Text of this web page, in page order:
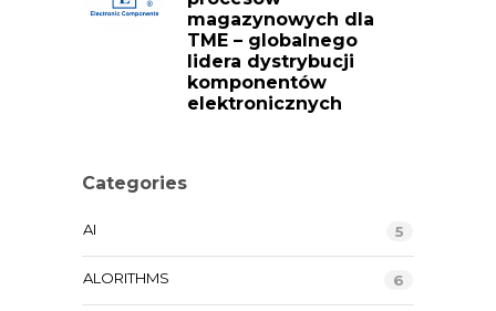
magazynowych dla
TME – globalnego
lidera dystrybucji
komponentów
elektronicznych
Categories
AI 5
ALORITHMS 6